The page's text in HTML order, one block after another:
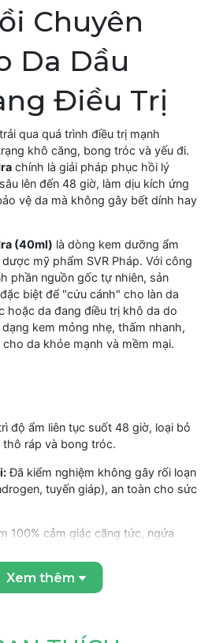
Chuyên
Da Dầu
Điều Trị
qua quá trình điều trị mạnh
khô căng, bong tróc và yếu đi.
chính là giải pháp phục hồi lý
lên đến 48 giờ, làm dịu kích ứng
vệ da mà không gây bết dính hay
(40ml) là dòng kem dưỡng ẩm
mỹ phẩm SVR Pháp. Với công
phần nguồn gốc tự nhiên, sản
biệt để "cứu cánh" cho làn da
hoặc da đang điều trị khô da do
kem mỏng nhẹ, thấm nhanh,
da khỏe mạnh và mềm mại.
độ ẩm liên tục suốt 48 giờ, loại bỏ
ráp và bong tróc.
Đã kiểm nghiệm không gây rối loạn
tuyến giáp), an toàn cho sức
100% cảm giác căng tức, ngứa
Bao bì từ 50% vật liệu tái chế và
Xem thêm